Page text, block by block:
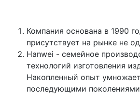
Компания основана в 1990
присутствует на рынке не
Hanwei - семейное
технологий изготовления
Накопленный опыт
последующими